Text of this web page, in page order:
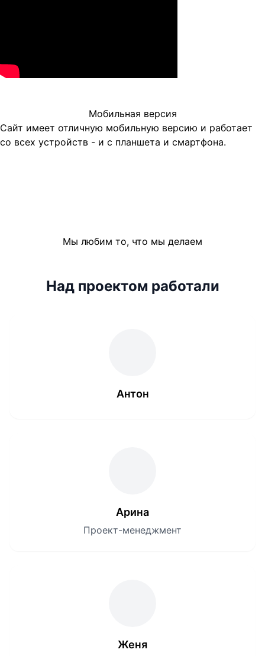
Мобильная версия
Сайт имеет отличную мобильную версию и работает
со всех устройств - и с планшета и смартфона.
Мы любим то, что мы делаем
Над проектом работали
Антон
Арина
Проект-менеджмент
Женя